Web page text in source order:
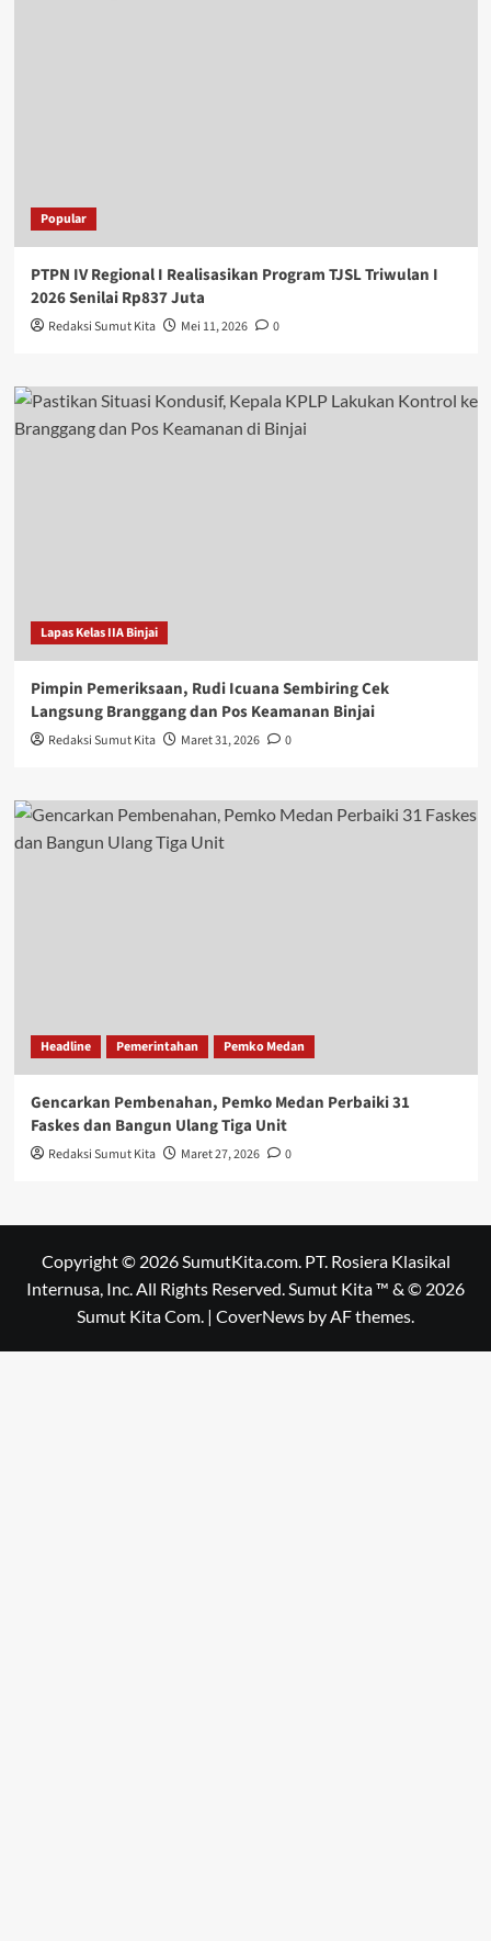
Popular
PTPN IV Regional I Realisasikan Program TJSL Triwulan I
2026 Senilai Rp837 Juta
Redaksi Sumut Kita Mei 11, 2026 0
Lapas Kelas IIA Binjai
Pimpin Pemeriksaan, Rudi Icuana Sembiring Cek
Langsung Branggang dan Pos Keamanan Binjai
Redaksi Sumut Kita Maret 31, 2026 0
Headline Pemerintahan Pemko Medan
Gencarkan Pembenahan, Pemko Medan Perbaiki 31
Faskes dan Bangun Ulang Tiga Unit
Redaksi Sumut Kita Maret 27, 2026 0
Copyright © 2026 SumutKita.com. PT. Rosiera Klasikal
Internusa, Inc. All Rights Reserved. Sumut Kita ™ & © 2026
Sumut Kita Com. | CoverNews by AF themes.